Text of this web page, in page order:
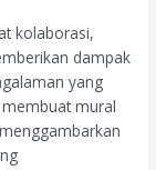
kolaborasi,
dampak
yang
mural